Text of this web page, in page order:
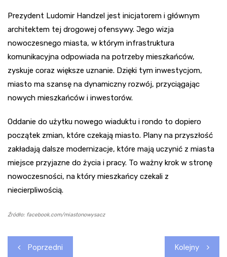
Prezydent Ludomir Handzel jest inicjatorem i głównym
architektem tej drogowej ofensywy. Jego wizja
nowoczesnego miasta, w którym infrastruktura
komunikacyjna odpowiada na potrzeby mieszkańców,
zyskuje coraz większe uznanie. Dzięki tym inwestycjom,
miasto ma szansę na dynamiczny rozwój, przyciągając
nowych mieszkańców i inwestorów.
Oddanie do użytku nowego wiaduktu i rondo to dopiero
początek zmian, które czekają miasto. Plany na przyszłość
zakładają dalsze modernizacje, które mają uczynić z miasta
miejsce przyjazne do życia i pracy. To ważny krok w stronę
nowoczesności, na który mieszkańcy czekali z
niecierpliwością.
Źródło: facebook.com/miastonowysacz
Nawigacja
Poprzedni Kolejny